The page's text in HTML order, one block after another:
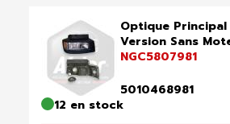
Optique
Version Sans
NGC5807981
5010468981
12 en stock